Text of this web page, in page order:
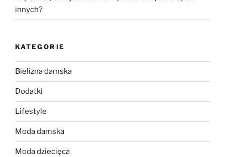
innych?
KATEGORIE
Bielizna damska
Dodatki
Lifestyle
Moda damska
Moda dziecięca